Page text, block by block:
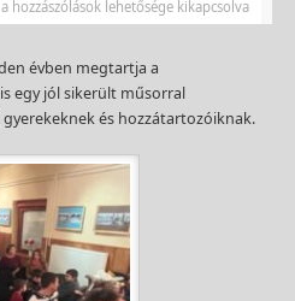
a hozzászólások lehetősége kikapcsolva
évben megtartja a
egy jól sikerült műsorral
és hozzátartozóiknak.